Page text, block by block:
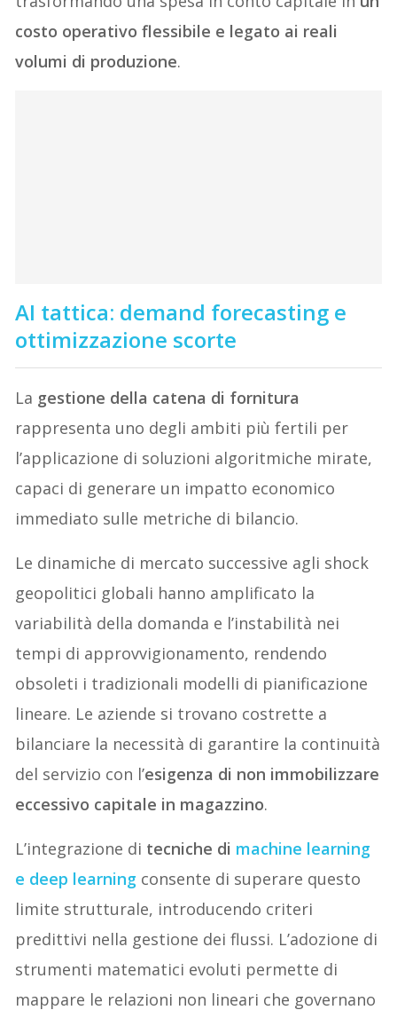
costo operativo flessibile e legato ai reali
volumi di produzione.
AI tattica: demand forecasting e
ottimizzazione scorte
La gestione della catena di fornitura
rappresenta uno degli ambiti più fertili per
l’applicazione di soluzioni algoritmiche mirate,
capaci di generare un impatto economico
immediato sulle metriche di bilancio.
Le dinamiche di mercato successive agli shock
geopolitici globali hanno amplificato la
variabilità della domanda e l’instabilità nei
tempi di approvvigionamento, rendendo
obsoleti i tradizionali modelli di pianificazione
lineare. Le aziende si trovano costrette a
bilanciare la necessità di garantire la continuità
del servizio con l’esigenza di non immobilizzare
eccessivo capitale in magazzino.
L’integrazione di tecniche di machine learning
e deep learning consente di superare questo
limite strutturale, introducendo criteri
predittivi nella gestione dei flussi. L’adozione di
strumenti matematici evoluti permette di
mappare le relazioni non lineari che governano